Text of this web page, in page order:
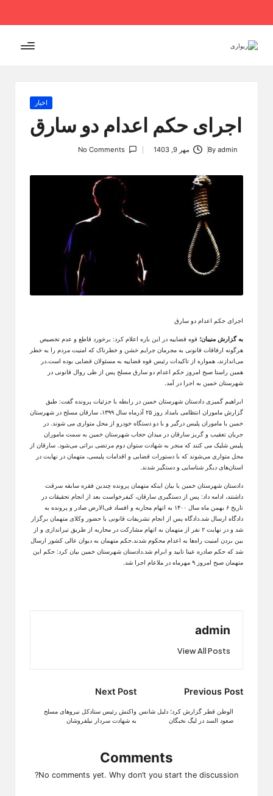
Skip
content
Posted
اخبار
اجرای حکم اعدام دو سارق
Byadmin مهر 9, 1403 No Comments
اجرای حکم اعدام دو سارق
به گزارش منیبان؛ قوه قضاییه در این باره اعلام کرد: برخورد قاطع و عدم تخصیص
هرگونه ارفاقات قانونی به مجرمان جرایم خشن و خطرناک که امنیت مردم را به خطر
می‌اندازند، همواره از تاکیدات رئیس قوه قضاییه به مسئولان قضایی بوده است.در
همین راستا صبح امروز حکم اعدام دو سارق مسلح پس از طی روال قانونی در
شهرستان خمین به اجرا در آمد.
ابراهیم گمیزی دادستان شهرستان خمین در رابطه با جزئیات پرونده گفت: طبق
گزارش ماموران انتظامی بامداد روز ۲۵ آذرماه سال ۱۳۹۹، سارقان مسلح در شهرستان
خمین با ماموران پلیس درگیر و با دو دستگاه خودرو از محل متواری می شوند. در
جریان تعقیب و گریز سارقان در میدان حجاب شهرستان خمین به سمت ماموران
پلیس شلیک می کنند که منجر به شهادت ستوان دوم مرتضی براتی می‌شود. سارقان از
محل متواری می‌شوند که با دستورات قضایی و اقدامات پلیسی، متهمان در نهایت در
استان‌های دیگر شناسایی و دستگیر شدند.
دادستان شهرستان خمین با بیان اینکه متهمان پرونده چندین فقره سابقه سرقت
داشتند، ادامه داد: پس از دستگیری سارقان، کیفرخواست بعد از انجام تحقیقات در
تاریخ ۶ بهمن ماه سال ۱۴۰۰ به اتهام محاربه و افساد فی‌الارض صادر و پرونده به
دادگاه ارسال شد.دادگاه پس از انجام تشریفات قانونی با حضور وکلای متهمان برگزار
شد و در نهایت ۲ نفر از متهمان به اتهام مشارکت در محاربه از طریق تیراندازی و از
بین بردن امنیت راه‌ها به اعدام محکوم شدند.حکم متهمان به دیوان عالی کشور ارسال
شد که حکم صادره عینا تایید و ابرام شد.دادستان شهرستان خمین بیان کرد: حکم این
متهمان صبح امروز ۹ مهرماه در ملاعام اجرا شد.
admin
View All Posts
Post
navigation
Previous Post
الوطن قطر گزارش کرد؛ دلیل شانس
صعود السد در لیگ نخبگان
Next Post
واکنش رئیس ستادکل نیروهای مسلح
به شهادت سردار نیلفروشان
Comments
No comments yet. Why don’t you start the discussion?